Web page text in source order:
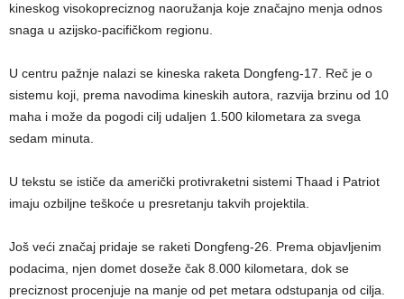
kineskog visokopreciznog naoružanja koje značajno menja odnos
snaga u azijsko-pacifičkom regionu.
U centru pažnje nalazi se kineska raketa Dongfeng-17. Reč je o
sistemu koji, prema navodima kineskih autora, razvija brzinu od 10
maha i može da pogodi cilj udaljen 1.500 kilometara za svega
sedam minuta.
U tekstu se ističe da američki protivraketni sistemi Thaad i Patriot
imaju ozbiljne teškoće u presretanju takvih projektila.
Još veći značaj pridaje se raketi Dongfeng-26. Prema objavljenim
podacima, njen domet doseže čak 8.000 kilometara, dok se
preciznost procenjuje na manje od pet metara odstupanja od cilja.